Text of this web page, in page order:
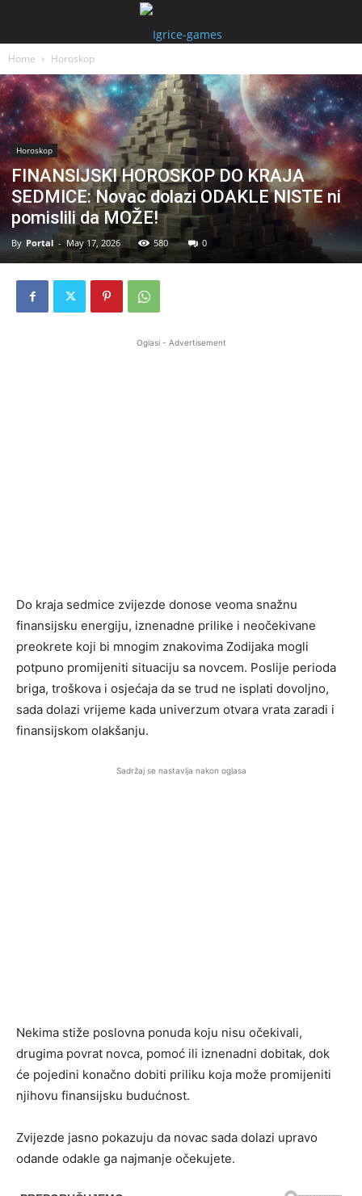
Home Horoskop
Horoskop
FINANSIJSKI HOROSKOP DO KRAJA
SEDMICE: Novac dolazi ODAKLE NISTE ni
pomislili da MOŽE!
By Portal - May 17, 2026 580 0
Oglasi - Advertisement
Do kraja sedmice zvijezde donose veoma snažnu
finansijsku energiju, iznenadne prilike i neočekivane
preokrete koji bi mnogim znakovima Zodijaka mogli
potpuno promijeniti situaciju sa novcem. Poslije perioda
briga, troškova i osjećaja da se trud ne isplati dovoljno,
sada dolazi vrijeme kada univerzum otvara vrata zaradi i
finansijskom olakšanju.
Sadržaj se nastavlja nakon oglasa
Nekima stiže poslovna ponuda koju nisu očekivali,
drugima povrat novca, pomoć ili iznenadni dobitak, dok
će pojedini konačno dobiti priliku koja može promijeniti
njihovu finansijsku budućnost.
Zvijezde jasno pokazuju da novac sada dolazi upravo
odande odakle ga najmanje očekujete.